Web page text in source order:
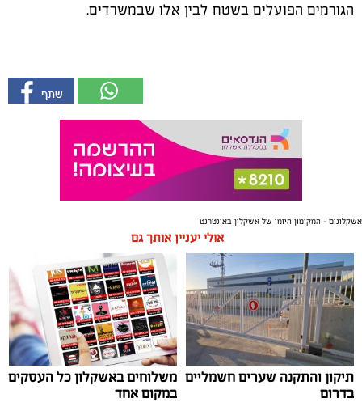
הגורמים הפועלים בשטח לבין אלו שבמשרדים.
אשקלונים - המקומון היומי של אשקלון באינטרנט
אולי יעניין אותך גם
תיקון והתקנה שערים חשמליים
בדרום
משלוחים באשקלון כל העסקים
במקום אחד